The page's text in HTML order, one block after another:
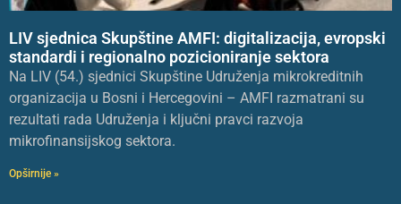
LIV sjednica Skupštine AMFI: digitalizacija, evropski
standardi i regionalno pozicioniranje sektora
Na LIV (54.) sjednici Skupštine Udruženja mikrokreditnih
organizacija u Bosni i Hercegovini – AMFI razmatrani su
rezultati rada Udruženja i ključni pravci razvoja
mikrofinansijskog sektora.
Opširnije »